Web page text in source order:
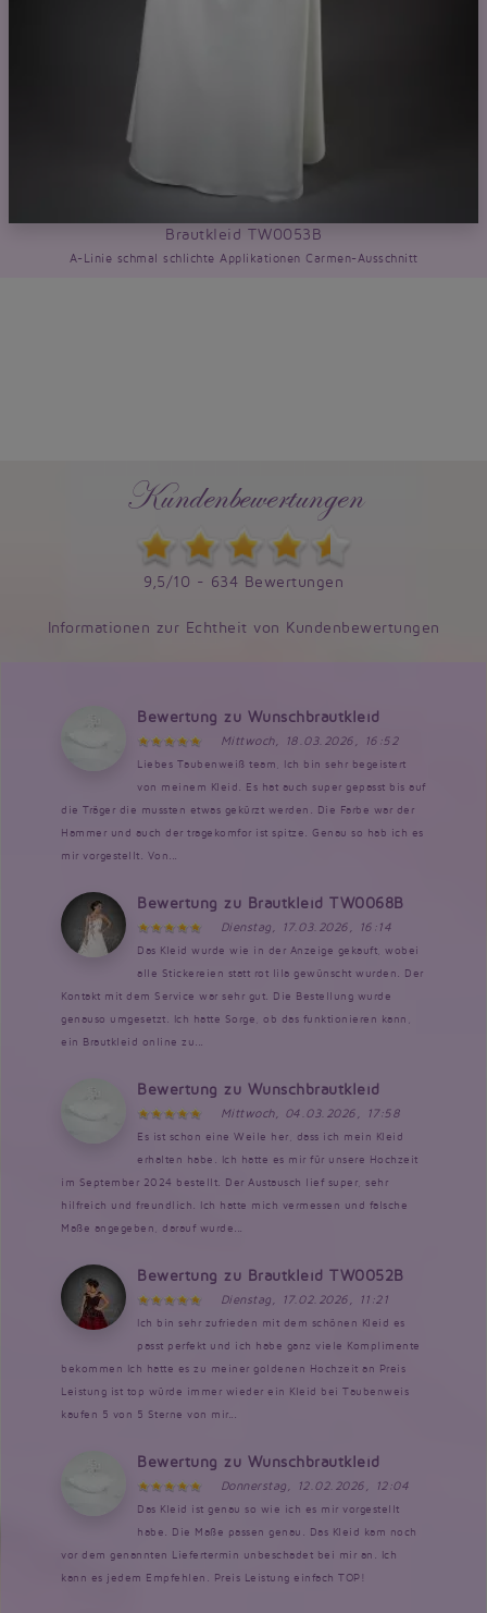
Brautkleid TW0053B
A-Linie schmal schlichte Applikationen Carmen-Ausschnitt
Kundenbewertungen
9,5/10 - 634 Bewertungen
Informationen zur Echtheit von Kundenbewertungen
Bewertung zu Wunschbrautkleid
Mittwoch, 18.03.2026, 16:52
Liebes Taubenweiß team, Ich bin sehr begeistert
von meinem Kleid. Es hat auch super gepasst bis auf
die Träger die mussten etwas gekürzt werden. Die Farbe war der
Hammer und auch der tragekomfor ist spitze. Genau so hab ich es
mir vorgestellt. Von...
Bewertung zu Brautkleid TW0068B
Dienstag, 17.03.2026, 16:14
Das Kleid wurde wie in der Anzeige gekauft, wobei
alle Stickereien statt rot lila gewünscht wurden. Der
Kontakt mit dem Service war sehr gut. Die Bestellung wurde
genauso umgesetzt. Ich hatte Sorge, ob das funktionieren kann,
ein Brautkleid online zu...
Bewertung zu Wunschbrautkleid
Mittwoch, 04.03.2026, 17:58
Es ist schon eine Weile her, dass ich mein Kleid
erhalten habe. Ich hatte es mir für unsere Hochzeit
im September 2024 bestellt. Der Austausch lief super, sehr
hilfreich und freundlich. Ich hatte mich vermessen und falsche
Maße angegeben, darauf wurde...
Bewertung zu Brautkleid TW0052B
Dienstag, 17.02.2026, 11:21
Ich bin sehr zufrieden mit dem schönen Kleid es
passt perfekt und ich habe ganz viele Komplimente
bekommen Ich hatte es zu meiner goldenen Hochzeit an Preis
Leistung ist top würde immer wieder ein Kleid bei Taubenweis
kaufen 5 von 5 Sterne von mir...
Bewertung zu Wunschbrautkleid
Donnerstag, 12.02.2026, 12:04
Das Kleid ist genau so wie ich es mir vorgestellt
habe. Die Maße passen genau. Das Kleid kam noch
vor dem genannten Liefertermin unbeschadet bei mir an. Ich
kann es jedem Empfehlen. Preis Leistung einfach TOP!